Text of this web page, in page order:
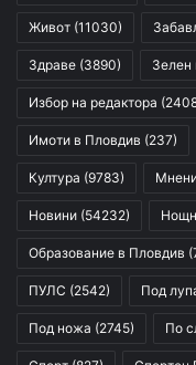
Живот (11030)
Здраве (3890) Зелен
Избор на редактора
Имоти в Пловдив (237)
Култура (9783)
Новини (54232)
Образование в Пловдив
ПУЛС (2542) Под
Под ножа (2745) По